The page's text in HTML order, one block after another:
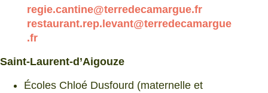
regie.cantine@terredecamargue.fr
restaurant.rep.levant@terredecamargue
.fr
Saint-Laurent-d’Aigouze
Écoles Chloé Dusfourd (maternelle et